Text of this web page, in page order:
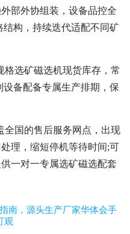
部外协组装，设备品控全
构，持续迭代适配不同矿
格选矿磁选机现货库存，常
备配备专属生产排期，保
全国的售后服务网点，出现
理，缩短停机等待时间;可
一对一专属选矿磁选配套
南，源头生产厂家华体会手
观